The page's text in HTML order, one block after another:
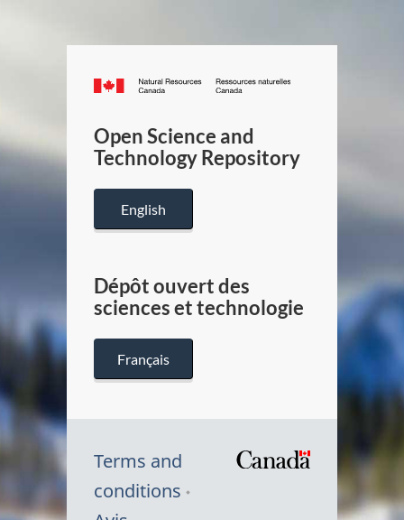
Canada.ca
/
Canada
Open Science and
Technology Repository
English
Dépôt ouvert des
sciences et technologie
Français
Terms and
conditions
Symbole